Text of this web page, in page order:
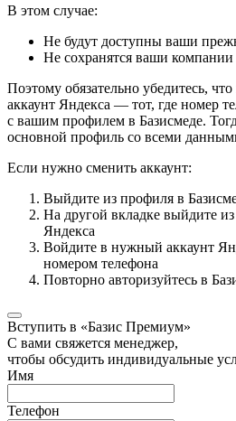
В этом случае:
Не будут доступны ваши
Не сохранятся ваши компании
Поэтому обязательно убедитесь,
аккаунт Яндекса — тот, где номер
с вашим профилем в Базисмеде.
основной профиль со всеми
Если нужно сменить аккаунт:
Выйдите из профиля в
На другой вкладке выйдите из
Яндекса
Войдите в нужный аккаунт
номером телефона
Повторно авторизуйтесь в
Вступить в «Базис Премиум»
С вами свяжется менеджер,
чтобы обсудить индивидуальные
Имя
Телефон